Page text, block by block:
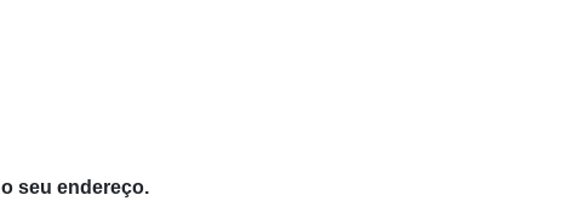
seu endereço.